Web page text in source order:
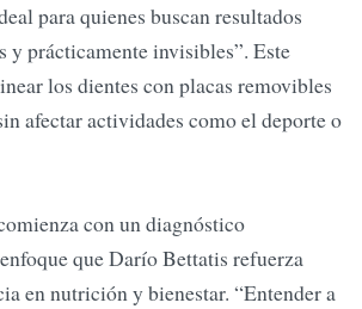
para quienes buscan resultados
y prácticamente invisibles”. Este
los dientes con placas removibles
afectar actividades como el deporte o
con un diagnóstico
que Darío Bettatis refuerza
en nutrición y bienestar. “Entender a